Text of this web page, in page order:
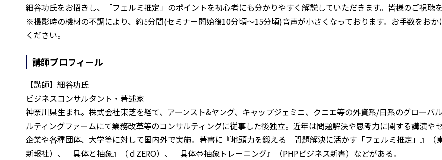
細谷功氏をお招きし、「フェルミ推定」のポイントを初心者にも分かりやすく解説していただきます。皆様のご視
※撮影時の機材の不調により、約5分間(セミナー開始後10分頃～15分頃)音声が小さくなっております。お手数をお
ください。
講師プロフィール
【講師】細谷功氏
ビジネスコンサルタント・著述家
神奈川県生まれ。株式会社東芝を経て、アーンスト&ヤング、キャップジェミニ、クニエ等の外資系/日系のグローバ
ルティングファームにて業務改革等のコンサルティングに従事した後独立。近年は問題解決や思考力に関する講演や
企業や各種団体、大学等に対して国内外で実施。著書に『地頭力を鍛える 問題解決に活かす「フェルミ推定」』（
新報社）、『具体と抽象』（ｄZERO）、『具体⇔抽象トレーニング』（PHPビジネス新書）などがある。